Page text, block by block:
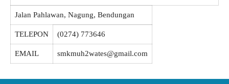
Jalan Pahlawan, Nagung, Bendungan
TELEPON (0274) 773646
EMAIL smkmuh2wates@gmail.com